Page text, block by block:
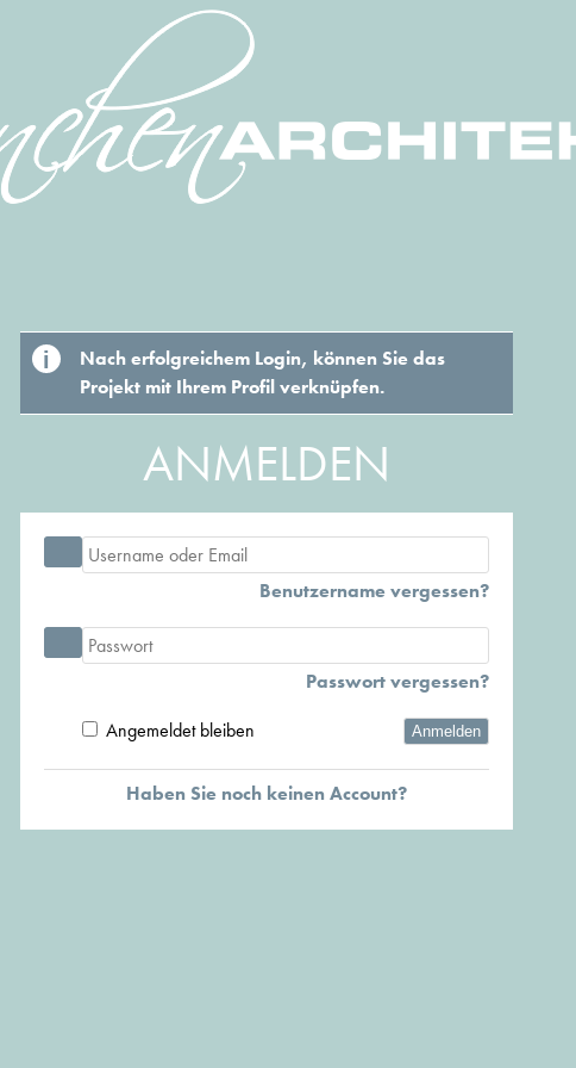
Nach erfolgreichem Login, können Sie das
Projekt mit Ihrem Profil verknüpfen.
ANMELDEN
Benutzername vergessen?
Passwort vergessen?
Angemeldet bleiben
Anmelden
Haben Sie noch keinen Account?